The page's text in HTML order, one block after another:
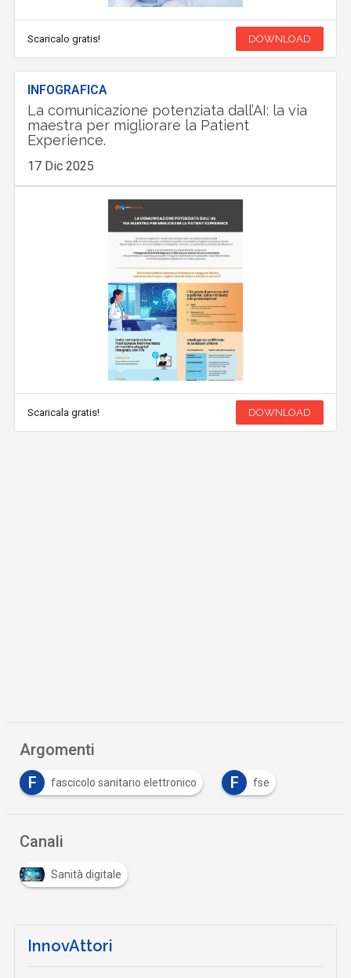
Scaricalo gratis! DOWNLOAD
INFOGRAFICA
La comunicazione potenziata dall’AI: la via
maestra per migliorare la Patient
Experience.
17 Dic 2025
Scaricala gratis! DOWNLOAD
Argomenti
F
fascicolo sanitario elettronico F fse
Canali
Sanità digitale
InnovAttori